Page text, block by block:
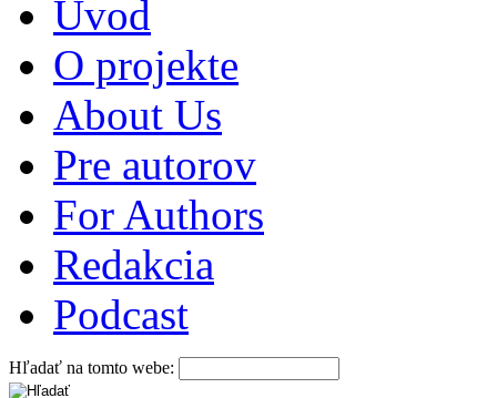
Úvod
O projekte
About Us
Pre autorov
For Authors
Redakcia
Podcast
Hľadať na tomto webe: